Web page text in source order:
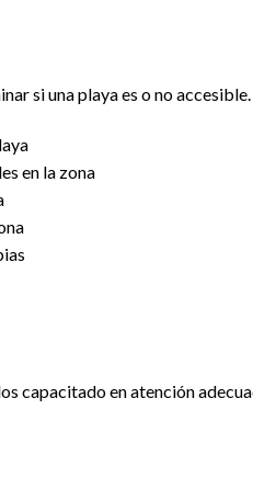
si una playa es o no accesible.
en la zona
capacitado en atención